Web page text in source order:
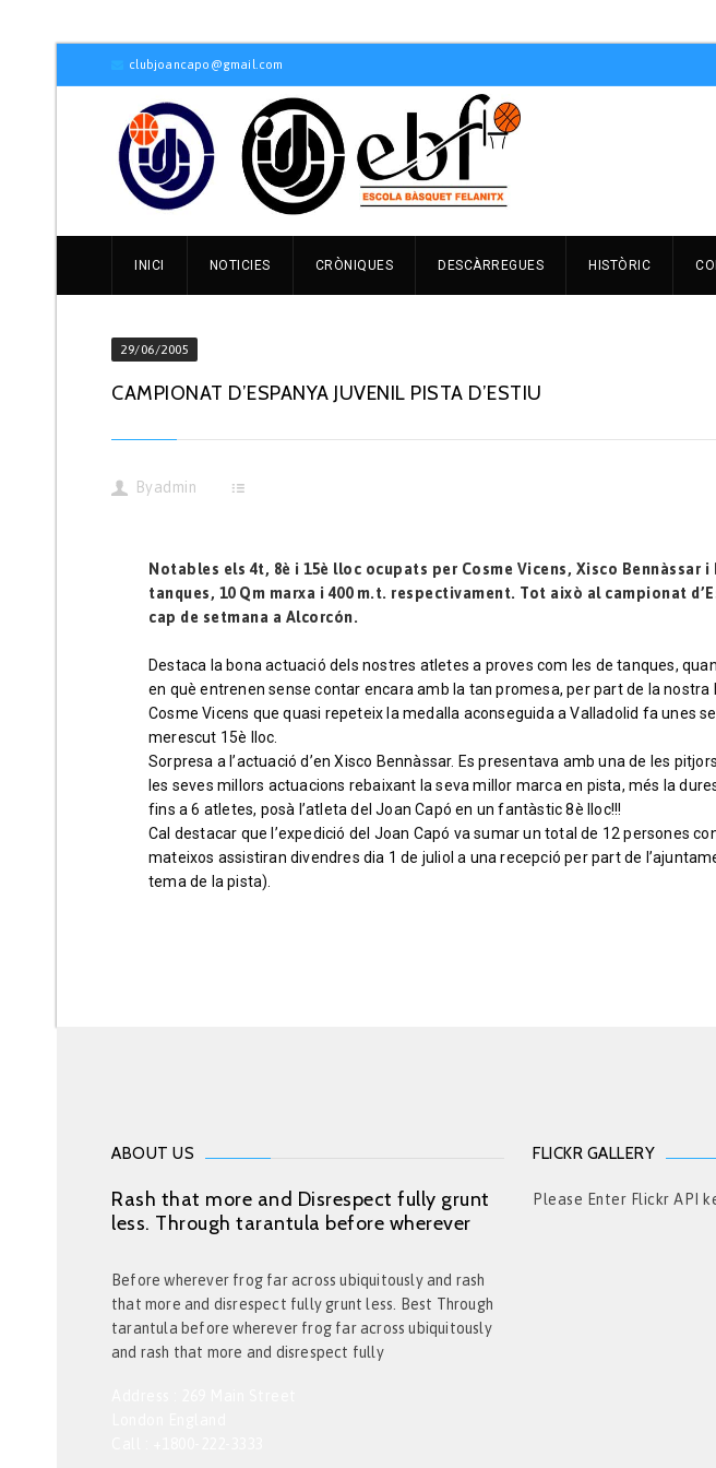
clubjoancapo@gmail.com
INICI NOTICIES CRÒNIQUES DESCÀRREGUES HISTÒRIC
29/06/2005
CAMPIONAT D’ESPANYA JUVENIL PISTA D’ESTIU
Byadmin
Notables els 4t, 8è i 15è lloc ocupats per Cosme Vicens, Xisco Bennàssar
tanques, 10 Qm marxa i 400 m.t. respectivament. Tot això al campionat
cap de setmana a Alcorcón.
Destaca la bona actuació dels nostres atletes a proves com les de tanques,
en què entrenen sense contar encara amb la tan promesa, per part de la nostra
Cosme Vicens que quasi repeteix la medalla aconseguida a Valladolid fa unes
merescut 15è lloc.
Sorpresa a l’actuació d’en Xisco Bennàssar. Es presentava amb una de les
les seves millors actuacions rebaixant la seva millor marca en pista, més la
fins a 6 atletes, posà l’atleta del Joan Capó en un fantàstic 8è lloc!!!
Cal destacar que l’expedició del Joan Capó va sumar un total de 12 persones
mateixos assistiran divendres dia 1 de juliol a una recepció per part de
tema de la pista).
ABOUT US
Rash that more and Disrespect fully grunt
less. Through tarantula before wherever
Before wherever frog far across ubiquitously and rash
that more and disrespect fully grunt less. Best Through
tarantula before wherever frog far across ubiquitously
and rash that more and disrespect fully
FLICKR GALLERY
Please Enter Flickr API